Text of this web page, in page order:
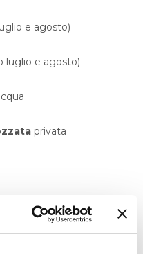
e agosto)
luglio e agosto)
privata
(previa
loco)